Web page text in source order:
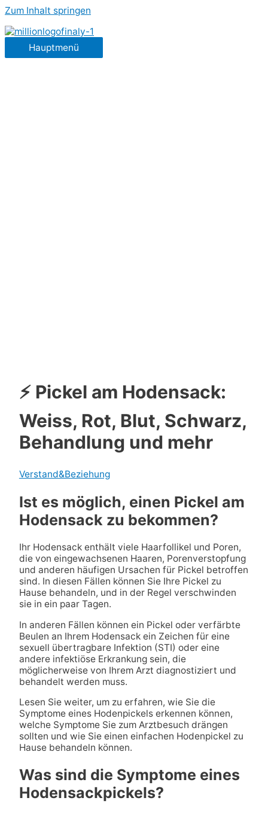
Zum Inhalt springen
Hauptmenü
⚡ Pickel am Hodensack:
Weiss, Rot, Blut, Schwarz,
Behandlung und mehr
Verstand&Beziehung
Ist es möglich, einen Pickel am
Hodensack zu bekommen?
Ihr Hodensack enthält viele Haarfollikel und Poren,
die von eingewachsenen Haaren, Porenverstopfung
und anderen häufigen Ursachen für Pickel betroffen
sind. In diesen Fällen können Sie Ihre Pickel zu
Hause behandeln, und in der Regel verschwinden
sie in ein paar Tagen.
In anderen Fällen können ein Pickel oder verfärbte
Beulen an Ihrem Hodensack ein Zeichen für eine
sexuell übertragbare Infektion (STI) oder eine
andere infektiöse Erkrankung sein, die
möglicherweise von Ihrem Arzt diagnostiziert und
behandelt werden muss.
Lesen Sie weiter, um zu erfahren, wie Sie die
Symptome eines Hodenpickels erkennen können,
welche Symptome Sie zum Arztbesuch drängen
sollten und wie Sie einen einfachen Hodenpickel zu
Hause behandeln können.
Was sind die Symptome eines
Hodensackpickels?